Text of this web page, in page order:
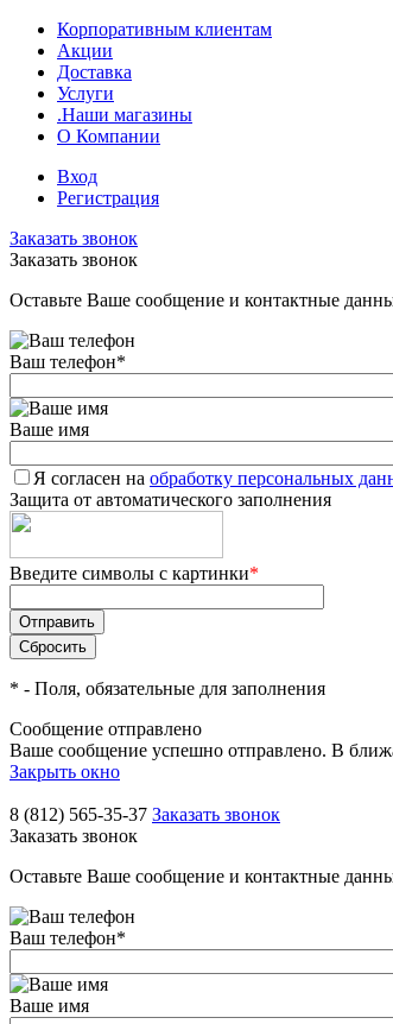
Корпоративным клиентам
Акции
Доставка
Услуги
.Наши магазины
О Компании
Вход
Регистрация
Заказать звонок
Заказать звонок
Оставьте Ваше сообщение и контактные
Ваш телефон*
Ваше имя
Я согласен на обработку персональных
Защита от автоматического заполнения
Введите символы с картинки*
* - Поля, обязательные для заполнения
Сообщение отправлено
Ваше сообщение успешно отправлено. В
Закрыть окно
8 (812) 565-35-37 Заказать звонок
Заказать звонок
Оставьте Ваше сообщение и контактные
Ваш телефон*
Ваше имя